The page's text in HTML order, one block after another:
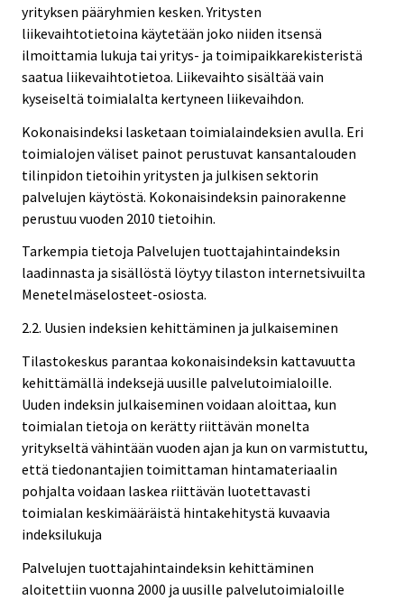
yrityksen pääryhmien kesken. Yritysten
liikevaihtotietoina käytetään joko niiden itsensä
ilmoittamia lukuja tai yritys- ja toimipaikkarekisteristä
saatua liikevaihtotietoa. Liikevaihto sisältää vain
kyseiseltä toimialalta kertyneen liikevaihdon.
Kokonaisindeksi lasketaan toimialaindeksien avulla. Eri
toimialojen väliset painot perustuvat kansantalouden
tilinpidon tietoihin yritysten ja julkisen sektorin
palvelujen käytöstä. Kokonaisindeksin painorakenne
perustuu vuoden 2010 tietoihin.
Tarkempia tietoja Palvelujen tuottajahintaindeksin
laadinnasta ja sisällöstä löytyy tilaston internetsivuilta
Menetelmäselosteet-osiosta.
2.2. Uusien indeksien kehittäminen ja julkaiseminen
Tilastokeskus parantaa kokonaisindeksin kattavuutta
kehittämällä indeksejä uusille palvelutoimialoille.
Uuden indeksin julkaiseminen voidaan aloittaa, kun
toimialan tietoja on kerätty riittävän monelta
yritykseltä vähintään vuoden ajan ja kun on varmistuttu,
että tiedonantajien toimittaman hintamateriaalin
pohjalta voidaan laskea riittävän luotettavasti
toimialan keskimääräistä hintakehitystä kuvaavia
indeksilukuja
Palvelujen tuottajahintaindeksin kehittäminen
aloitettiin vuonna 2000 ja uusille palvelutoimialoille